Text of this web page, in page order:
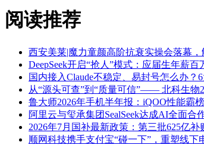
阅读推荐
西安美莱|魔力童颜高阶抗衰实操会落幕
DeepSeek开启“抢人”模式：应届生年薪百
国内接入Claude不稳定、易封号怎么办
从“源头可查”到“质量可信”—— 北科生物
鲁大师2026年手机半年报：iQOO性能霸
阿里云与玺承集团SealSeek达成AI全面合
2026年7月国补最新政策：第三批625亿
顺网科技携手支付宝“碰一下”，重塑线下